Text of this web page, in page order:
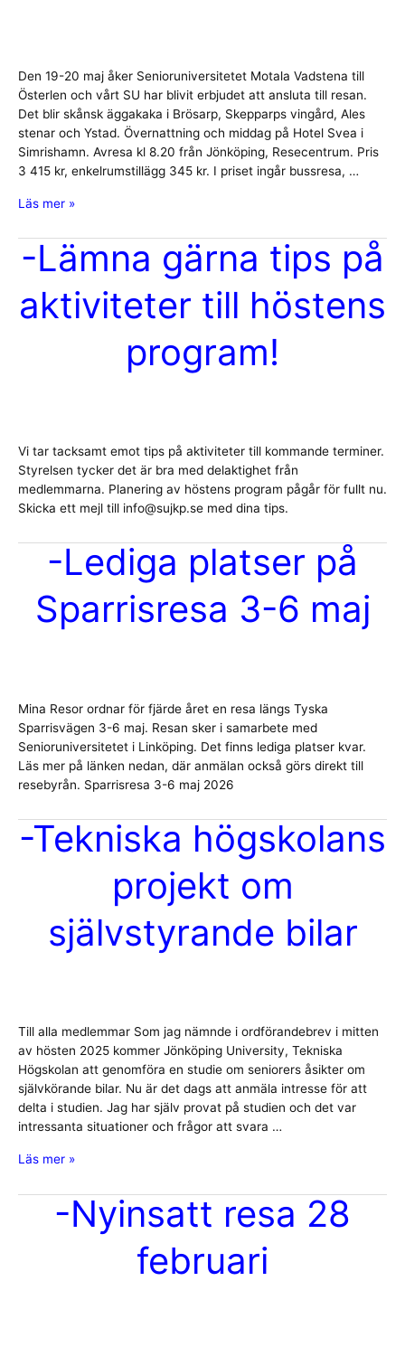
Den 19-20 maj åker Senioruniversitetet Motala Vadstena till
Österlen och vårt SU har blivit erbjudet att ansluta till resan.
Det blir skånsk äggakaka i Brösarp, Skepparps vingård, Ales
stenar och Ystad. Övernattning och middag på Hotel Svea i
Simrishamn. Avresa kl 8.20 från Jönköping, Resecentrum. Pris
3 415 kr, enkelrumstillägg 345 kr. I priset ingår bussresa, …
-
till
Österlen
Läs mer »
-Lämna gärna tips på
aktiviteter till höstens
program!
Vi tar tacksamt emot tips på aktiviteter till kommande terminer.
Styrelsen tycker det är bra med delaktighet från
medlemmarna. Planering av höstens program pågår för fullt nu.
Skicka ett mejl till info@sujkp.se med dina tips.
-Lediga platser på
Sparrisresa 3-6 maj
Mina Resor ordnar för fjärde året en resa längs Tyska
Sparrisvägen 3-6 maj. Resan sker i samarbete med
Senioruniversitetet i Linköping. Det finns lediga platser kvar.
Läs mer på länken nedan, där anmälan också görs direkt till
resebyrån. Sparrisresa 3-6 maj 2026
-Tekniska högskolans
projekt om
självstyrande bilar
Till alla medlemmar Som jag nämnde i ordförandebrev i mitten
av hösten 2025 kommer Jönköping University, Tekniska
Högskolan att genomföra en studie om seniorers åsikter om
självkörande bilar. Nu är det dags att anmäla intresse för att
delta i studien. Jag har själv provat på studien och det var
intressanta situationer och frågor att svara …
-
högskolans
projekt
Läs mer »
-Nyinsatt resa 28
februari